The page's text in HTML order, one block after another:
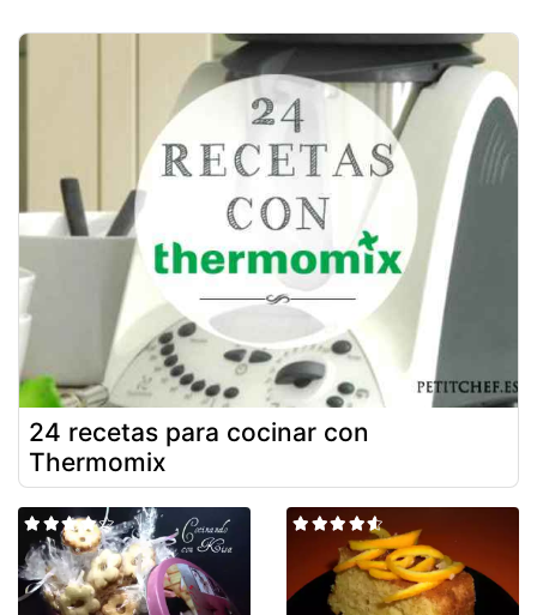
24 recetas para cocinar con
Thermomix